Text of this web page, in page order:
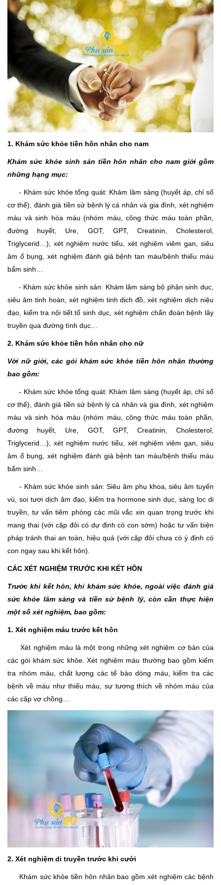
1. Khám sức khỏe tiền hôn nhân cho nam
Khám sức khỏe sinh sản tiền hôn nhân cho nam giới gồm
những hạng mục:
- Khám sức khỏe tổng quát: Khám lâm sàng (huyết áp, chỉ số
cơ thể), đánh giá tiền sử bệnh lý cá nhân và gia đình, xét nghiệm
máu và sinh hóa máu (nhóm máu, công thức máu toàn phần,
đường huyết, Ure, GOT, GPT, Creatinin, Cholesterol,
Triglycerid…), xét nghiệm nước tiểu, xét nghiệm viêm gan, siêu
âm ổ bụng, xét nghiệm đánh giá bệnh tan máu/bệnh thiếu máu
bẩm sinh…
- Khám sức khỏe sinh sản: Khám lâm sàng bộ phận sinh dục,
siêu âm tinh hoàn, xét nghiệm tinh dịch đồ, xét nghiệm dịch niệu
đạo, kiểm tra nội tiết tố sinh dục, xét nghiệm chẩn đoán bệnh lây
truyền qua đường tình dục…
2. Khám sức khỏe tiền hôn nhân cho nữ
Với nữ giới, các gói khám sức khỏe tiền hôn nhân thường
bao gồm:
- Khám sức khỏe tổng quát: Khám lâm sàng (huyết áp, chỉ số
cơ thể), đánh giá tiền sử bệnh lý cá nhân và gia đình, xét nghiệm
máu và sinh hóa máu (nhóm máu, công thức máu toàn phần,
đường huyết, Ure, GOT, GPT, Creatinin, Cholesterol,
Triglycerid…), xét nghiệm nước tiểu, xét nghiệm viêm gan, siêu
âm ổ bụng, xét nghiệm đánh giá bệnh tan máu/bệnh thiếu máu
bẩm sinh…
- Khám sức khỏe sinh sản: Siêu âm phụ khoa, siêu âm tuyến
vú, soi tươi dịch âm đạo, kiểm tra hormone sinh dục, sàng lọc di
truyền, tư vấn tiêm phòng các mũi vắc xin quan trọng trước khi
mang thai (với cặp đôi có dự định có con sớm) hoặc tư vấn biện
pháp tránh thai an toàn, hiệu quả (với cặp đôi chưa có ý định có
con ngay sau khi kết hôn).
CÁC XÉT NGHIỆM TRƯỚC KHI KẾT HÔN
Trước khi kết hôn, khi khám sức khỏe, ngoài việc đánh giá
sức khỏe lâm sàng và tiền sử bệnh lý, còn cần thực hiện
một số xét nghiệm, bao gồm:
1. Xét nghiệm máu trước kết hôn
Xét nghiệm máu là một trong những xét nghiệm cơ bản của
các gói khám sức khỏe. Xét nghiệm máu thường bao gồm kiểm
tra nhóm máu, chất lượng các tế bào dòng máu, kiểm tra các
bệnh về máu như thiếu máu, sự tương thích về nhóm máu của
các cặp vợ chồng…
2. Xét nghiệm di truyền trước khi cưới
Khám sức khỏe tiền hôn nhân bao gồm xét nghiệm các bệnh